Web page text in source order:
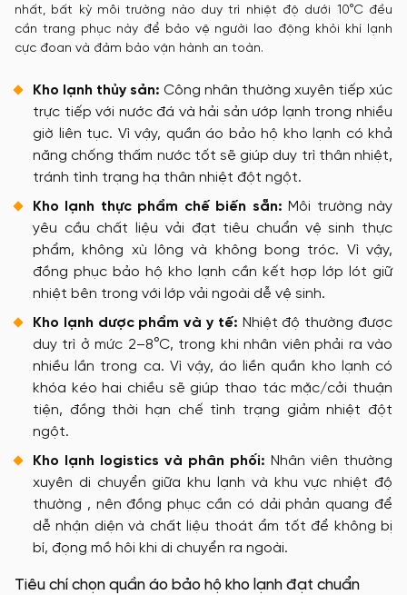
nhất, bất kỳ môi trường nào duy trì nhiệt độ dưới 10°C đều
cần trang phục này để bảo vệ người lao động khỏi khí lạnh
cực đoan và đảm bảo vận hành an toàn.
Kho lạnh thủy sản: Công nhân thường xuyên tiếp xúc
trực tiếp với nước đá và hải sản ướp lạnh trong nhiều
giờ liên tục. Vì vậy, quần áo bảo hộ kho lạnh có khả
năng chống thấm nước tốt sẽ giúp duy trì thân nhiệt,
tránh tình trạng hạ thân nhiệt đột ngột.
Kho lạnh thực phẩm chế biến sẵn: Môi trường này
yêu cầu chất liệu vải đạt tiêu chuẩn vệ sinh thực
phẩm, không xù lông và không bong tróc. Vì vậy,
đồng phục bảo hộ kho lạnh cần kết hợp lớp lót giữ
nhiệt bên trong với lớp vải ngoài dễ vệ sinh.
Kho lạnh dược phẩm và y tế: Nhiệt độ thường được
duy trì ở mức 2–8°C, trong khi nhân viên phải ra vào
nhiều lần trong ca. Vì vậy, áo liền quần kho lạnh có
khóa kéo hai chiều sẽ giúp thao tác mặc/cởi thuận
tiện, đồng thời hạn chế tình trạng giảm nhiệt đột
ngột.
Kho lạnh logistics và phân phối: Nhân viên thường
xuyên di chuyển giữa khu lạnh và khu vực nhiệt độ
thường , nên đồng phục cần có dải phản quang để
dễ nhận diện và chất liệu thoát ẩm tốt để không bị
bí, đọng mồ hôi khi di chuyển ra ngoài.
Tiêu chí chọn quần áo bảo hộ kho lạnh đạt chuẩn